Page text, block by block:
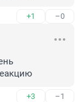
+1 –0
+3 –1